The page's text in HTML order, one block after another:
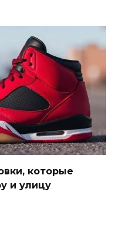
которые
и улицу